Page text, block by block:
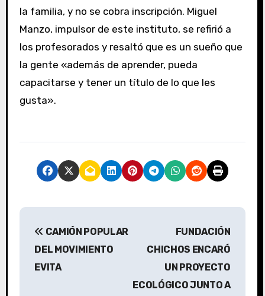
la familia, y no se cobra inscripción. Miguel
Manzo, impulsor de este instituto, se refirió a
los profesorados y resaltó que es un sueño que
la gente «además de aprender, pueda
capacitarse y tener un título de lo que les
gusta».
N
CAMIÓN POPULAR
DEL MOVIMIENTO
EVITA
FUNDACIÓN
CHICHOS ENCARÓ
UN PROYECTO
ECOLÓGICO JUNTO A